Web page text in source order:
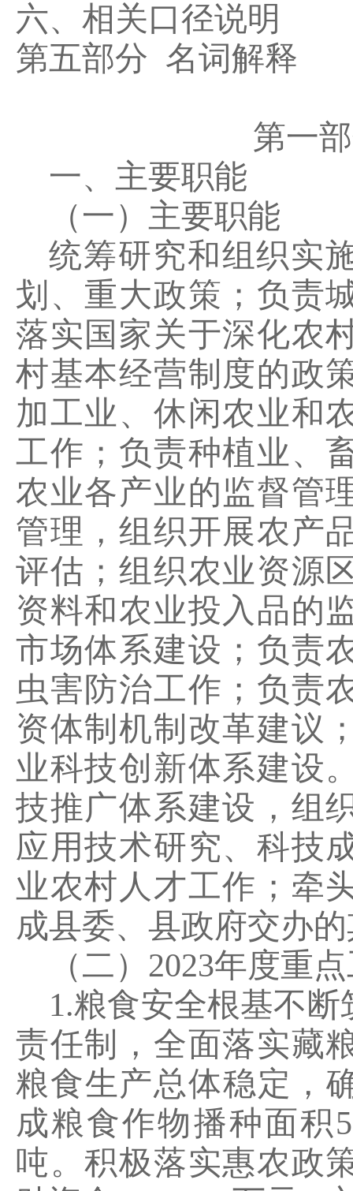
六、相关口径说明
第五部分 名词解释
第一
一、主要职能
（一）主要职能
统筹研究和组织实
划、重大政策；负责
落实国家关于深化农
村基本经营制度的政
加工业、休闲农业和
工作；负责种植业、
农业各产业的监督管
管理，组织开展农产
评估；组织农业资源
资料和农业投入品的
市场体系建设；负责
虫害防治工作；负责
资体制机制改革建议
业科技创新体系建设
技推广体系建设，组
应用技术研究、科技
业农村人才工作；牵
成县委、县政府交办
（二） 2023年度重
1.粮食安全根基不
责任制，全面落实藏
粮食生产总体稳定，
成粮食作物播种面积
吨。积极落实惠农政